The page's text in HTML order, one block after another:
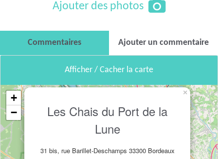
Ajouter des photos
Commentaires Ajouter un commentaire
Afficher / Cacher la carte
Les Chais du Port de la
Lune
31 bis, rue Barillet-Deschamps 33300 Bordeaux
×
+
−